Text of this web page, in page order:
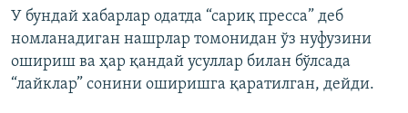
У бундай хабарлар одатда “сариқ пресса” деб
номланадиган нашрлар томонидан ўз нуфузини
ошириш ва ҳар қандай усуллар билан бўлсада
“лайклар” сонини оширишга қаратилган, дейди.